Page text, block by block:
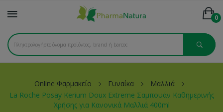
0
Online Φαρμακείο Γυναίκα
Μαλλιά
La Roche Posay Kerium Doux Extreme Σαμπουάν Καθημερινής
Χρήσης για Κανονικά Μαλλιά 400ml